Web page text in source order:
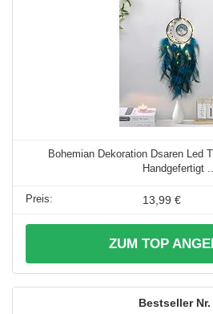
Bohemian Dekoration Dsaren Led
Handgefertigt ...
13,99 €
ZUM TOP